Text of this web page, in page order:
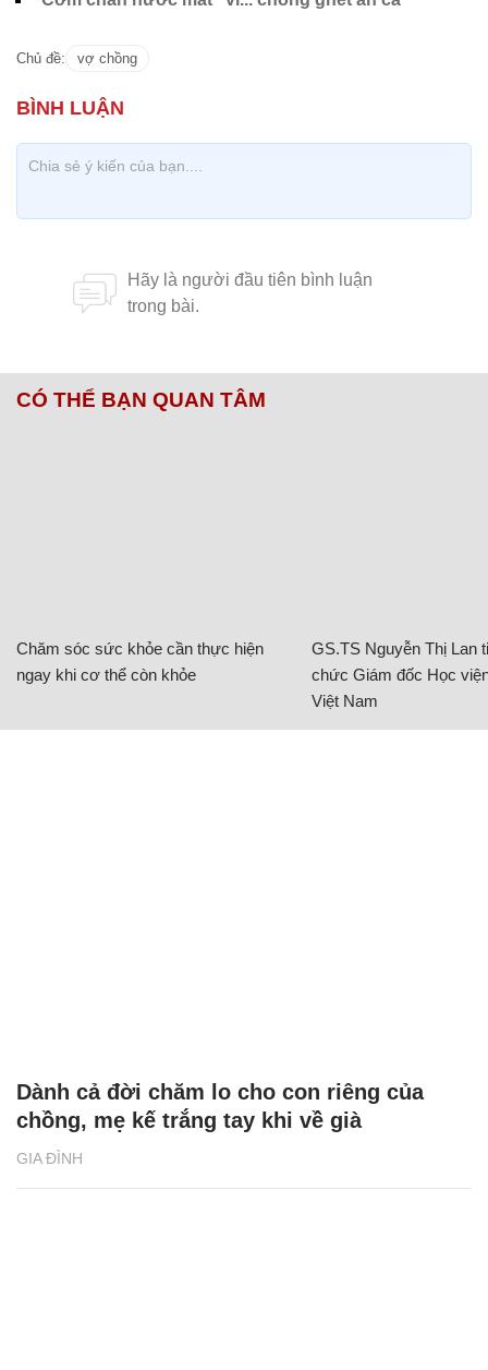
Chủ đề: vợ chồng
CÓ THỂ BẠN QUAN TÂM
Chăm sóc sức khỏe cần thực hiện
ngay khi cơ thể còn khỏe
GS.TS Nguyễn Thị Lan
chức Giám đốc Học
Việt Nam
GIA ĐÌNH
Dành cả đời chăm lo cho con riêng của
chồng, mẹ kế trắng tay khi về già